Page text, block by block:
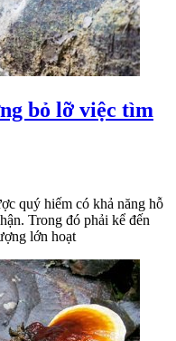
bỏ lỡ việc tìm
quý hiếm có khả năng hỗ
Trong đó phải kể đến
lớn hoạt